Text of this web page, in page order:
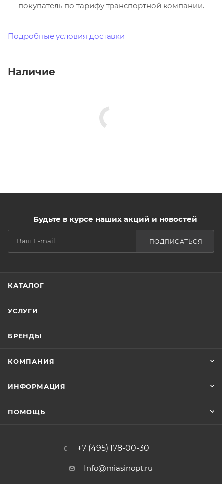
покупатель по тарифу транспортной компании.
Подробные условия доставки
Наличие
Будьте в курсе наших акций и новостей
ПОДПИСАТЬСЯ
КАТАЛОГ
УСЛУГИ
БРЕНДЫ
КОМПАНИЯ
ИНФОРМАЦИЯ
ПОМОЩЬ
+7 (495) 178-00-30
Info@miasinopt.ru